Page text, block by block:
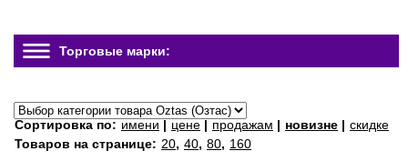
Торговые марки:
Сортировка по: имени | цене | продажам | новизне | скидке
Товаров на странице: 20, 40, 80, 160